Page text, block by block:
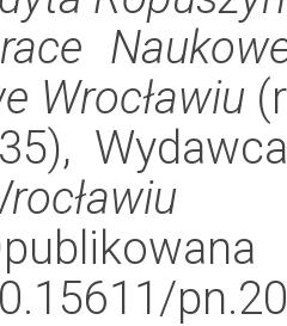
Wrocławiu